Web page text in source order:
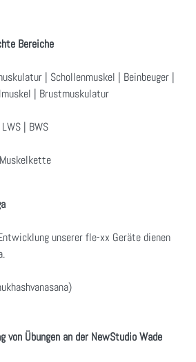
Bereiche
| Schollenmuskel | Beinbeuger |
| Brustmuskulatur
| BWS
unserer fle-xx Geräte dienen
von Übungen an der NewStudio Wade